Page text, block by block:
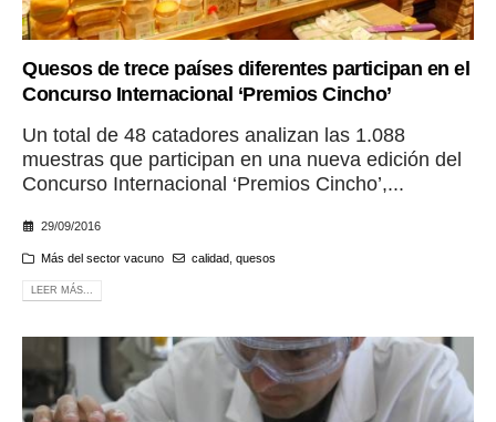
Quesos de trece países diferentes participan en el
Concurso Internacional ‘Premios Cincho’
Un total de 48 catadores analizan las 1.088
muestras que participan en una nueva edición del
Concurso Internacional ‘Premios Cincho’,...
29/09/2016
Más del sector vacuno calidad quesos
LEER MÁS...